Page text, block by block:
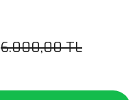
6.000,00 TL